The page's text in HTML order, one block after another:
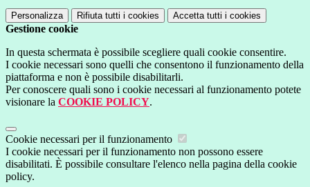
Personalizza Rifiuta tutti i cookies Accetta tutti i cookies
Gestione cookie
In questa schermata è possibile scegliere quali cookie consentire.
I cookie necessari sono quelli che consentono il funzionamento della
piattaforma e non è possibile disabilitarli.
Per conoscere quali sono i cookie necessari al funzionamento potete
visionare la COOKIE POLICY.
Cookie necessari per il funzionamento
I cookie necessari per il funzionamento non possono essere
disabilitati. È possibile consultare l'elenco nella pagina della cookie
policy.